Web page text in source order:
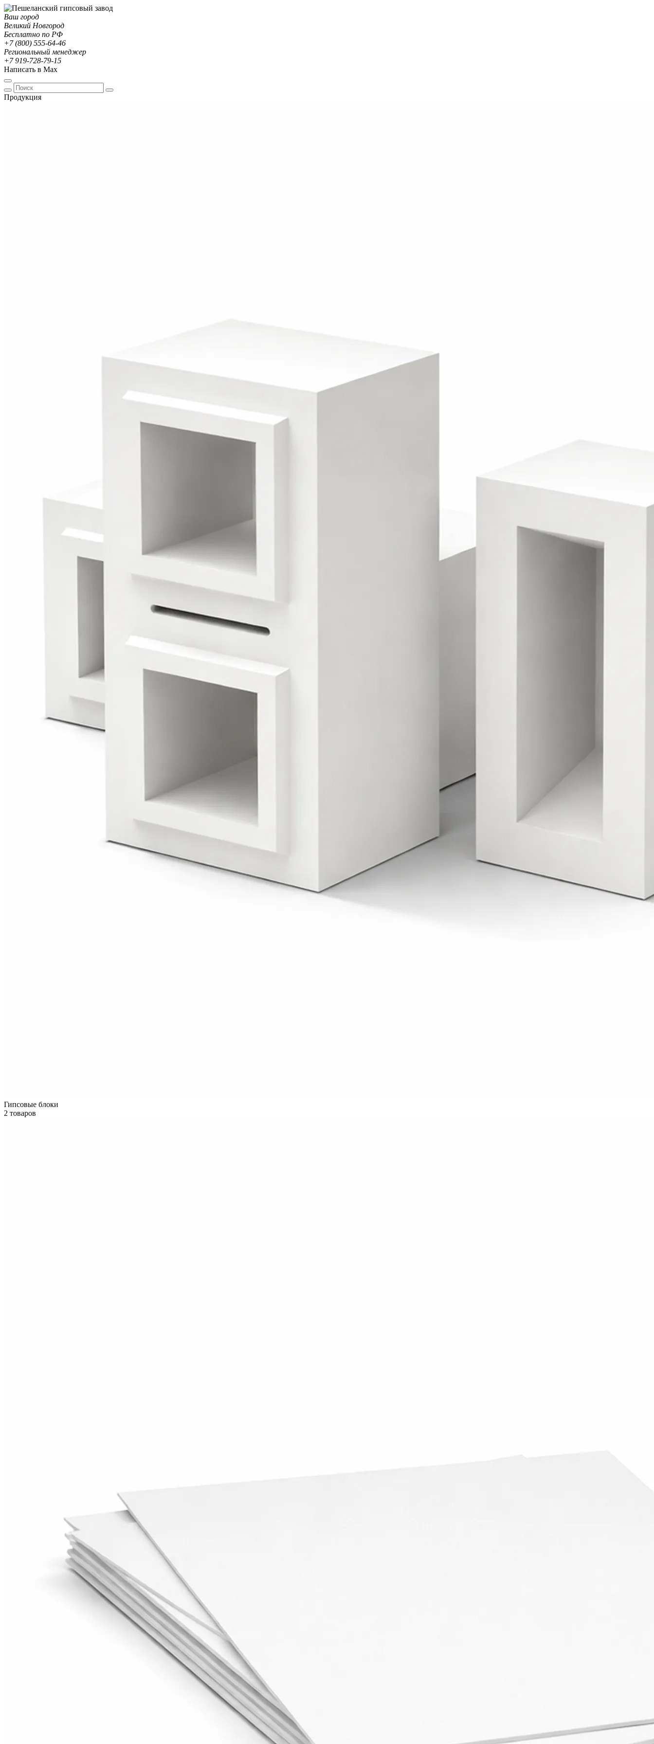
Ваш город
Великий Новгород
Бесплатно по РФ
+7 (800) 555-64-46
Региональный менеджер
+7 919-728-79-15
Написать в Max
Продукция
Гипсовые блоки
2 товаров